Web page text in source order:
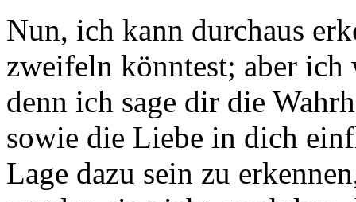
Nun, ich kann durchaus
zweifeln könntest; aber ich
denn ich sage dir die
sowie die Liebe in dich
Lage dazu sein zu